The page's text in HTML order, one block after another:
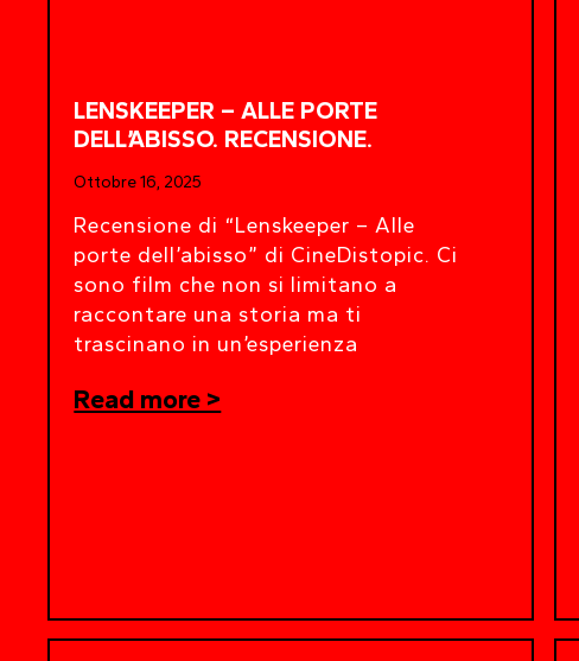
LENSKEEPER – ALLE PORTE
DELL’ABISSO. RECENSIONE.
Ottobre 16, 2025
Recensione di “Lenskeeper – Alle
porte dell’abisso” di CineDistopic. Ci
sono film che non si limitano a
raccontare una storia ma ti
trascinano in un’esperienza
Read more >